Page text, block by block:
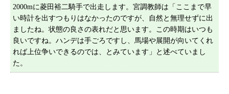
2000mに菱田裕二騎手で出走します。宮調教師は「ここまで早
い時計を出すつもりはなかったのですが、自然と無理せずに出
ましたね。状態の良さの表れだと思います。この時期はいつも
良いですね。ハンデは手ごろですし、馬場や展開が向いてくれ
れば上位争いできるのでは、とみています」と述べていまし
た。